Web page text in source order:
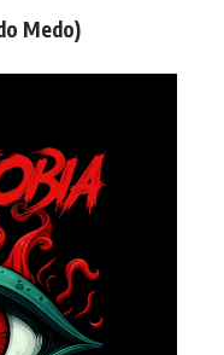
Medo)